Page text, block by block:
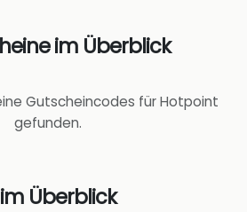
im Überblick
Gutscheincodes für Hotpoint
gefunden.
Überblick